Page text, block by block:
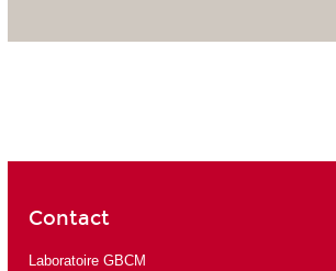
Contact
Laboratoire GBCM